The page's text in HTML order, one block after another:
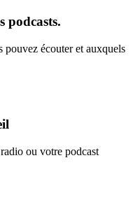
podcasts.
écouter et auxquels
ou votre podcast